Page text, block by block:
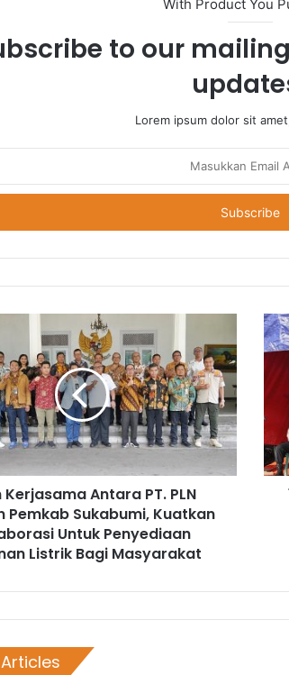
With Product You
to our
Lorem ipsum dolor sit
Kerjasama Antara PT. PLN
Pemkab Sukabumi, Kuatkan
Untuk Penyediaan
Listrik Bagi Masyarakat